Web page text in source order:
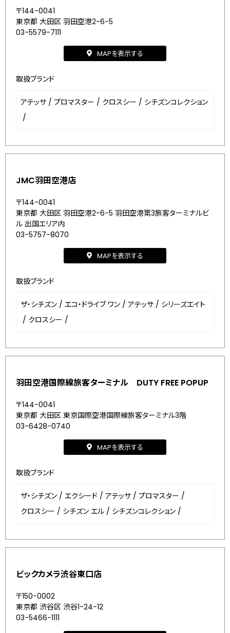
〒144-0041
東京都 大田区 羽田空港2-6-5
03-5579-7111
MAPを表示する
取扱ブランド
アテッサ / プロマスター / クロスシー / シチズンコレクション
/
JMC羽田空港店
〒144-0041
東京都 大田区 羽田空港2-6-5 羽田空港第3旅客ターミナルビ
ル 出国エリア内
03-5757-8070
MAPを表示する
取扱ブランド
ザ・シチズン / エコ・ドライブ ワン / アテッサ / シリーズエイト
/ クロスシー /
羽田空港国際線旅客ターミナル DUTY FREE POPUP
〒144-0041
東京都 大田区 東京国際空港国際線旅客ターミナル3階
03-6428-0740
MAPを表示する
取扱ブランド
ザ・シチズン / エクシード / アテッサ / プロマスター /
クロスシー / シチズン エル / シチズンコレクション /
ビックカメラ渋谷東口店
〒150-0002
東京都 渋谷区 渋谷1-24-12
03-5466-1111